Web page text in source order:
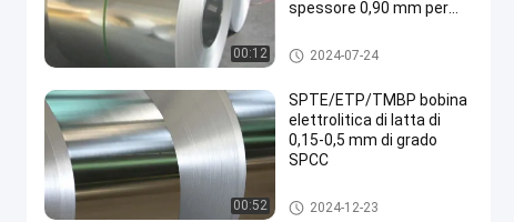
00:12
spessore 0,90 mm per
di acciaio galvanizzato
2024-07-24
00:52
SPTE/ETP/TMBP bobina
elettrolitica di latta di
0,15-0,5 mm di grado
SPCC
Bobina elettrolitica della latta
2024-12-23